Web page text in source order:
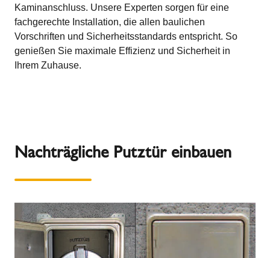
Kaminanschluss. Unsere Experten sorgen für eine
fachgerechte Installation, die allen baulichen
Vorschriften und Sicherheitsstandards entspricht. So
genießen Sie maximale Effizienz und Sicherheit in
Ihrem Zuhause.
Nachträgliche Putztür einbauen